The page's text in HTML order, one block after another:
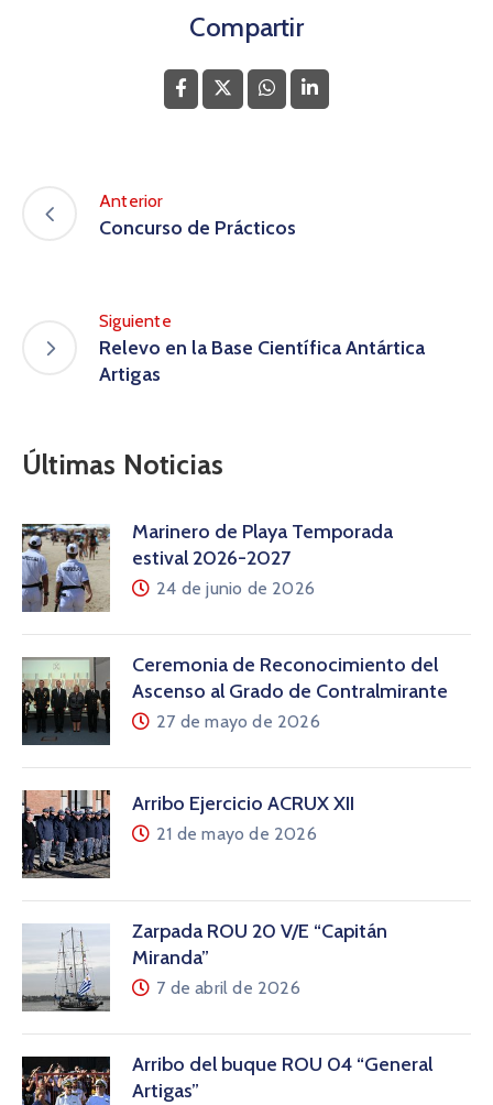
Compartir
Anterior
Concurso de Prácticos
Siguiente
Relevo en la Base Científica Antártica
Artigas
Últimas Noticias
Marinero de Playa Temporada
estival 2026-2027
24 de junio de 2026
Ceremonia de Reconocimiento del
Ascenso al Grado de Contralmirante
27 de mayo de 2026
Arribo Ejercicio ACRUX XII
21 de mayo de 2026
Zarpada ROU 20 V/E “Capitán
Miranda”
7 de abril de 2026
Arribo del buque ROU 04 “General
Artigas”